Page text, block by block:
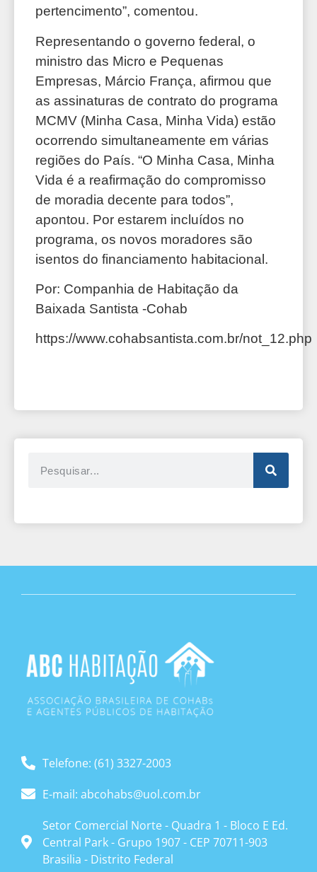
pertencimento”, comentou.
Representando o governo federal, o
ministro das Micro e Pequenas
Empresas, Márcio França, afirmou que
as assinaturas de contrato do programa
MCMV (Minha Casa, Minha Vida) estão
ocorrendo simultaneamente em várias
regiões do País. “O Minha Casa, Minha
Vida é a reafirmação do compromisso
de moradia decente para todos”,
apontou. Por estarem incluídos no
programa, os novos moradores são
isentos do financiamento habitacional.
Por: Companhia de Habitação da
Baixada Santista -Cohab
https://www.cohabsantista.com.br/not_12.php
Telefone: (61) 3327-2003
E-mail: abcohabs@uol.com.br
Setor Comercial Norte - Quadra 1 - Bloco E Ed.
Central Park - Grupo 1907 - CEP 70711-903
Brasilia - Distrito Federal